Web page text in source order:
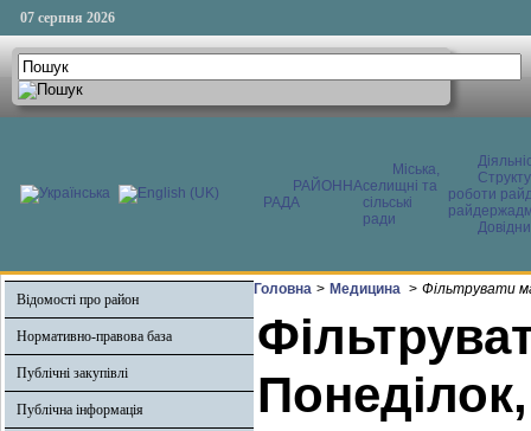
07 серпня 2026
РАЙОННА
РАДА
Міська,
селищні та
сільські
ради
роботи
Відомості про район
Нормативно-правова база
Публічні закупівлі
Публічна інформація
Головна > Медицина > Фільтрувати